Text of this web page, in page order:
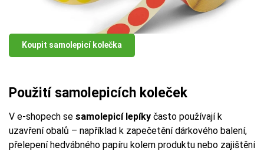
Koupit samolepicí kolečka
Použití samolepicích koleček
V e-shopech se samolepicí lepíky často používají k
uzavření obalů – například k zapečetění dárkového balení,
přelepení hedvábného papíru kolem produktu nebo zajištění